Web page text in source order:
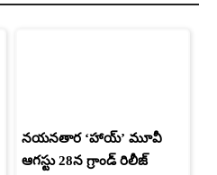
నయనతార ‘హాయ్’ మూవీ
ఆగస్టు 28న గ్రాండ్ రిలీజ్